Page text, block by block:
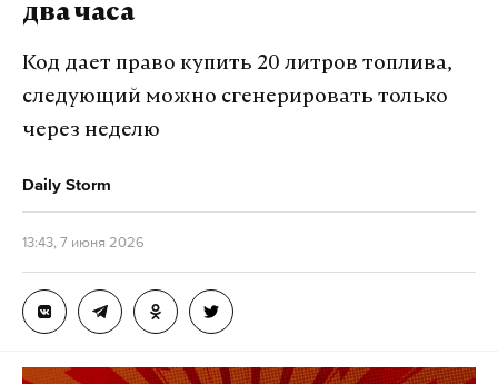
два часа
Код дает право купить 20 литров топлива,
следующий можно сгенерировать только
через неделю
Daily Storm
13:43, 7 июня 2026